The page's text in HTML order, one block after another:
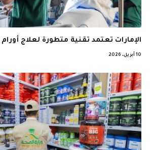
الإمارات تعتمد تقنية متطورة لعلاج
10 أبريل، 2026